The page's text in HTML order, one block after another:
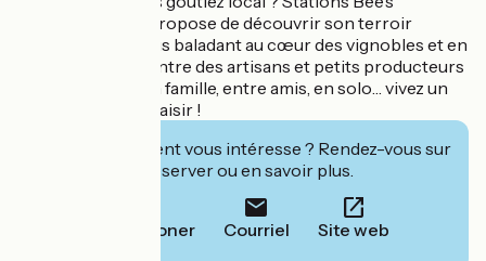
Chaumont vous propose de découvrir son terroir
autrement, en vous baladant au cœur des vignobles et en
partant à la rencontre des artisans et petits producteurs
locaux. Balades en famille, entre amis, en solo… vivez un
vrai moment de plaisir !
Cet établissement vous intéresse ? Rendez-vous sur
leur site pour réserver ou en savoir plus.
Téléphoner Courriel Site web